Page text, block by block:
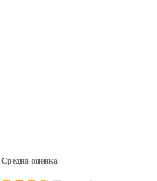
Средна оценка